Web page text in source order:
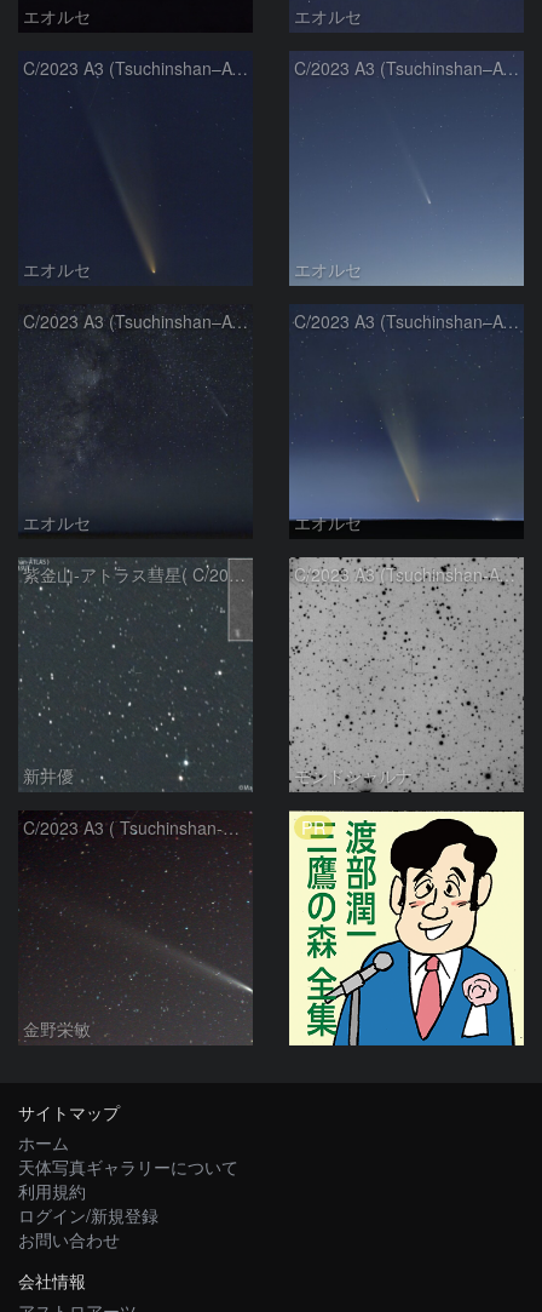
エオルセ エオルセ
C/2023 A3 (Tsuchinshan–ATLAS)
エオルセ
C/2023 A3 (Tsuchinshan–ATLAS)
エオルセ
C/2023 A3 (Tsuchinshan–ATLAS)と天の川
エオルセ
C/2023 A3 (Tsuchinshan–ATLAS)
エオルセ
紫金山-アトラス彗星( C/2023A3 )：2025/09/16
新井優
C/2023 A3 (Tsuchinshan-ATLAS)
モンドシャルナ
C/2023 A3 ( Tsuchinshan-ATLAS )
金野栄敏
PR
サイトマップ
ホーム
天体写真ギャラリーについて
利用規約
ログイン/新規登録
お問い合わせ
会社情報